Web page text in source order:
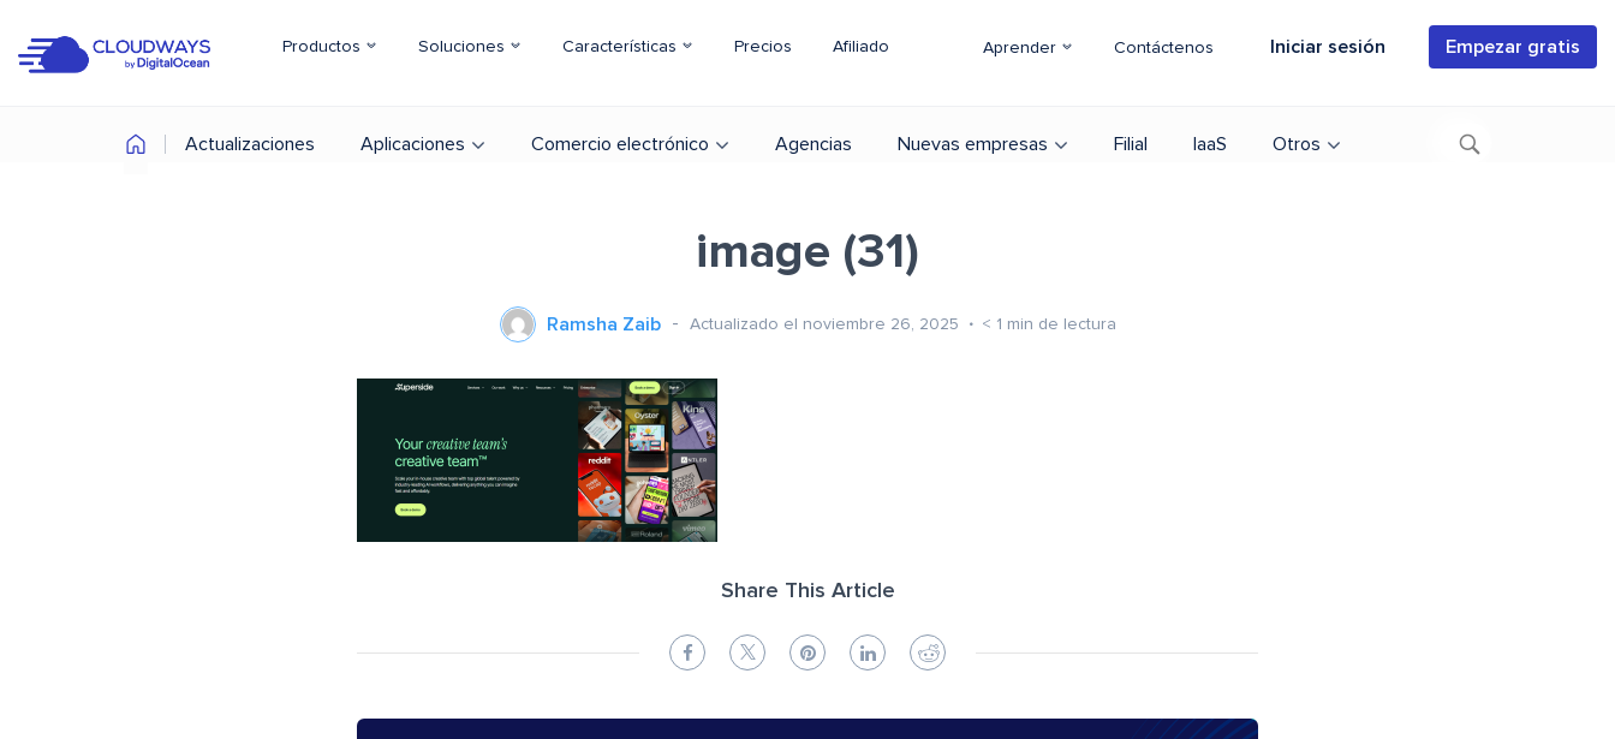
Productos Soluciones Características Precios Afiliado Aprender Contáctenos Iniciar sesión Empezar gratis
Actualizaciones Aplicaciones Comercio electrónico Agencias Nuevas empresas Filial IaaS Otros
image (31)
Ramsha Zaib Actualizado el noviembre 26, 2025 < 1 min de lectura
Share This Article